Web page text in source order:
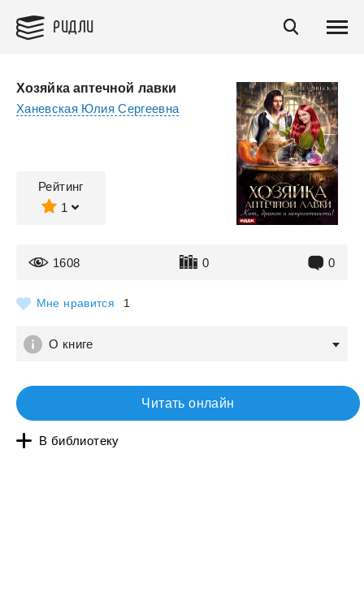
РИДЛИ
Хозяйка аптечной лавки
Ханевская Юлия Сергеевна
Рейтинг
1
1608 0 0
Мне нравится 1
О книге
Читать онлайн
В библиотеку